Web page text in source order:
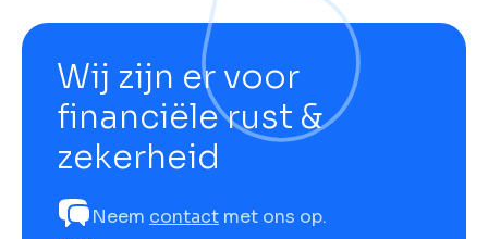
Wij zijn er voor
financiële rust &
zekerheid
Neem contact met ons op.